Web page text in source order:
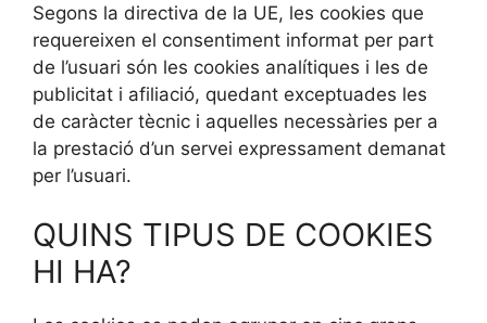
Segons la directiva de la UE, les cookies que
requereixen el consentiment informat per part
de l’usuari són les cookies analítiques i les de
publicitat i afiliació, quedant exceptuades les
de caràcter tècnic i aquelles necessàries per a
la prestació d’un servei expressament demanat
per l’usuari.
QUINS TIPUS DE COOKIES
HI HA?